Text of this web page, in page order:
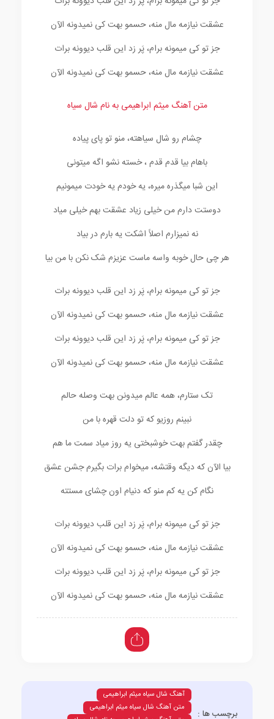
عشقت نیازمه مال منه، حسمو بهت کی نمیدونه الآن
جز تو کی میمونه برام، پَر زد این قلب دیوونه برات
عشقت نیازمه مال منه، حسمو بهت کی نمیدونه الآن
متن آهنگ میثم ابراهیمی به نام شال سیاه
چشام رو شال سیاهته، منو تو پای پیاده
باهام بیا قدم قدم ، خسته نشو اگه میتونی
این شبا میگذره میره، یه خودم یه خودت میمونیم
دوستت دارم من خیلی زیاد عشقت بهم خیلی میاد
نه نمیزارم اصلاً اشکت یه بارم در بیاد
هر چی حال خوبه واسه ماست عزیزم شک نکن با من بیا
جز تو کی میمونه برام، پَر زد این قلب دیوونه برات
عشقت نیازمه مال منه، حسمو بهت کی نمیدونه الآن
جز تو کی میمونه برام، پَر زد این قلب دیوونه برات
عشقت نیازمه مال منه، حسمو بهت کی نمیدونه الآن
تک ستارم، همه عالم میدونن بهت وصله حالم
نبینم روزیو که تو دلت قهره با من
چقدر گفتم بهت خوشبختی یه روز میاد سمت ما هم
بیا الآن که دیگه وقتشه، میخوام برات بگیرم جشن عشق
نگام کن یه کم منو که دنیام اون چشای مستته
جز تو کی میمونه برام، پَر زد این قلب دیوونه برات
عشقت نیازمه مال منه، حسمو بهت کی نمیدونه الآن
جز تو کی میمونه برام، پَر زد این قلب دیوونه برات
عشقت نیازمه مال منه، حسمو بهت کی نمیدونه الآن
برچسب ها :
آهنگ شال سیاه میثم ابراهیمی
متن آهنگ شال سیاه میثم ابراهیمی